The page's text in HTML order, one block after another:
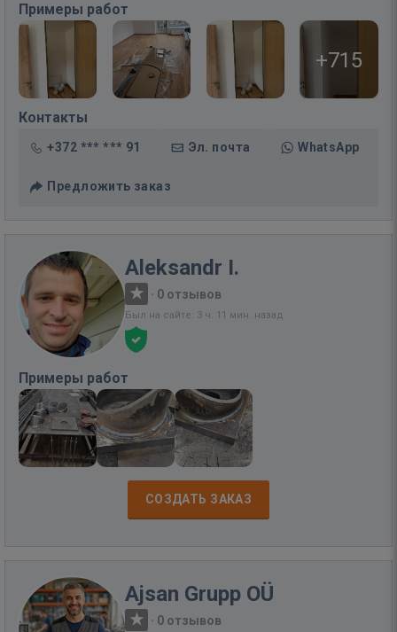
Примеры работ
+715
Контакты
+372 *** *** 91 Эл. почта WhatsApp
Предложить заказ
Aleksandr I.
· 0 отзывов
Был на сайте: 3 ч. 11 мин. назад
Примеры работ
СОЗДАТЬ ЗАКАЗ
Ajsan Grupp OÜ
· 0 отзывов